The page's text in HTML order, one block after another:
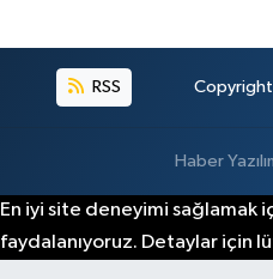
RSS Copyright
Haber
En iyi site deneyimi sağlamak
faydalanıyoruz. Detaylar için